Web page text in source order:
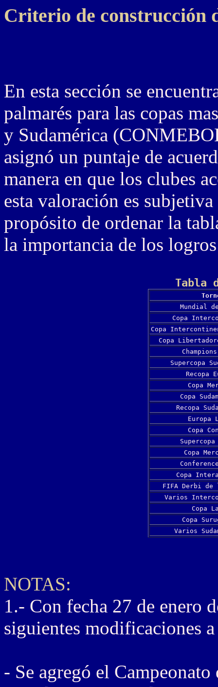
Criterio de construcción
En esta sección se
palmarés para las copas
y Sudamérica
asignó un puntaje de
manera en que los clubes
esta valoración es
propósito de ordenar la
la importancia de los
Tabla
Mundial
Copa
Copa
Copa
Supercopa
Recopa
Copa
Copa
Recopa
Europa
Copa
Supercopa
Copa
Copa
FIFA Derbi de
Varios
Copa
Copa
Varios
NOTAS:
1.- Con fecha 27 de enero
siguientes modificaciones
- Se agregó el